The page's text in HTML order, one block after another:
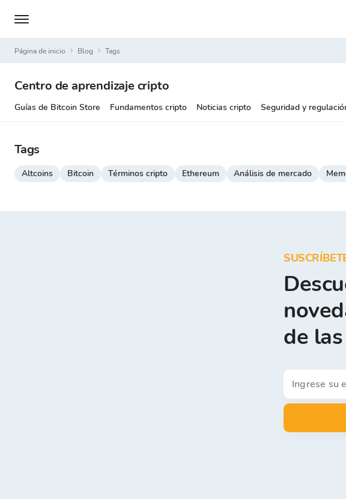
Página de inicio Blog Tags
Centro de aprendizaje cripto
Guías de Bitcoin Store Fundamentos cripto Noticias cripto Seguridad y
Tags
Altcoins Bitcoin Términos cripto Ethereum Análisis de mercado
de